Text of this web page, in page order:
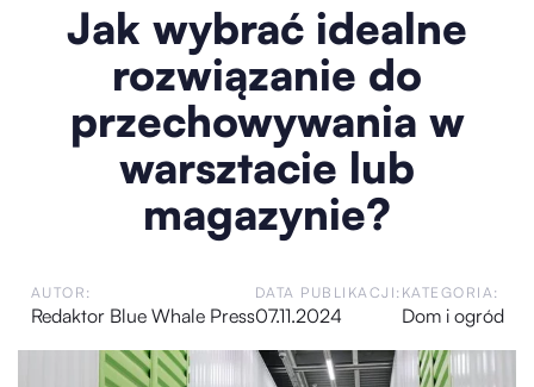
Jak wybrać idealne
rozwiązanie do
przechowywania w
warsztacie lub
magazynie?
AUTOR:
Redaktor Blue Whale Press
DATA PUBLIKACJI:
07.11.2024
KATEGORIA:
Dom i ogród